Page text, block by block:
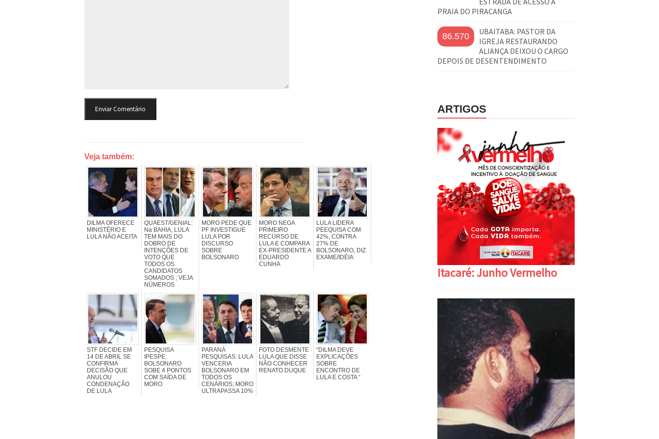
Veja também:
DILMA OFERECE
MINISTÉRIO E
LULA NÃO ACEITA
QUAEST/GENIAL:
Na BAHIA, LULA
TEM MAIS DO
DOBRO DE
INTENÇÕES DE
VOTO QUE
TODOS OS
CANDIDATOS
SOMADOS ; VEJA
NÚMEROS
MORO PEDE QUE
PF INVESTIGUE
LULA POR
DISCURSO
SOBRE
BOLSONARO
MORO NEGA
PRIMEIRO
RECURSO DE
LULA E COMPARA
EX-PRESIDENTE A
EDUARDO
CUNHA
LULA LIDERA
PEEQUISA COM
42%, CONTRA
27% DE
BOLSONARO, DIZ
EXAME/IDÉIA
STF DECIDE EM
14 DE ABRIL SE
CONFIRMA
DECISÃO QUE
ANULOU
CONDENAÇÃO
DE LULA
PESQUISA
IPESPE:
BOLSONARO
SOBE 4 PONTOS
COM SAÍDA DE
MORO
PARANÁ
PESQUISAS: LULA
VENCERIA
BOLSONARO EM
TODOS OS
CENÁRIOS; MORO
ULTRAPASSA 10%
FOTO DESMENTE
LULA QUE DISSE
NÃO CONHECER
RENATO DUQUE
“DILMA DEVE
EXPLICAÇÕES
SOBRE
ENCONTRO DE
LULA E COSTA “
PRAIA DO PIRACANGA
86.570
UBAITABA: PASTOR DA
IGREJA RESTAURANDO
ALIANÇA DEIXOU O CARGO
DEPOIS DE DESENTENDIMENTO
ARTIGOS
Itacaré: Junho Vermelho